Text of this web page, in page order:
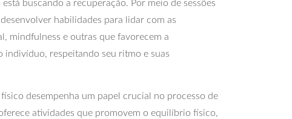
buscando a recuperação. Por meio de sessões
habilidades para lidar com as
mindfulness e outras que favorecem a
indivíduo, respeitando seu ritmo e suas
desempenha um papel crucial no processo de
atividades que promovem o equilíbrio físico,